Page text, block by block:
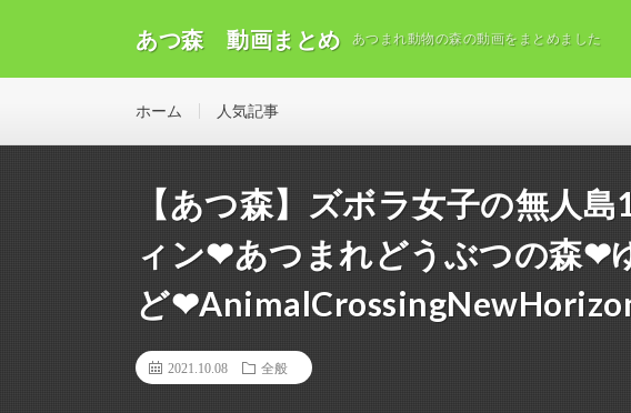
あつ森 動画まとめ あつまれ動物の森の動画をまとめました
ホーム 人気記事
【あつ森】ズボラ女子の無人
ィン❤あつまれどうぶつの森❤
ど
2021.10.08 全般